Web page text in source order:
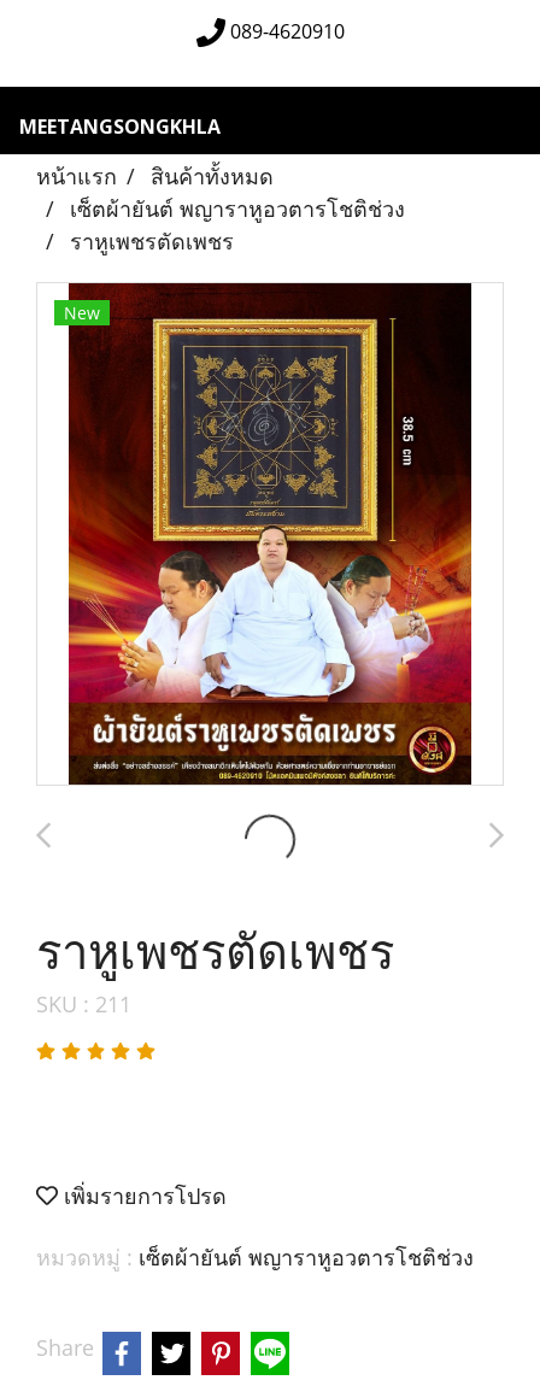
089-4620910
MEETANGSONGKHLA
หน้าแรก
สินค้าทั้งหมด
เซ็ตผ้ายันต์ พญาราหูอวตารโชติช่วง
ราหูเพชรตัดเพชร
New
ราหูเพชรตัดเพชร
SKU : 211
เพิ่มรายการโปรด
หมวดหมู่ : เซ็ตผ้ายันต์ พญาราหูอวตารโชติช่วง
Share